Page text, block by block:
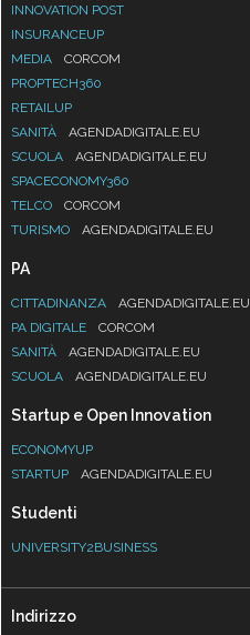
INNOVATION POST
INSURANCEUP
MEDIA
CORCOM
PROPTECH360
RETAILUP
SANITÀ
AGENDADIGITALE.EU
SCUOLA
AGENDADIGITALE.EU
SPACECONOMY360
TELCO
CORCOM
TURISMO
AGENDADIGITALE.EU
PA
CITTADINANZA
AGENDADIGITALE.EU
PA DIGITALE
CORCOM
SANITÀ
AGENDADIGITALE.EU
SCUOLA
AGENDADIGITALE.EU
Startup e Open Innovation
ECONOMYUP
STARTUP
AGENDADIGITALE.EU
Studenti
UNIVERSITY2BUSINESS
Indirizzo